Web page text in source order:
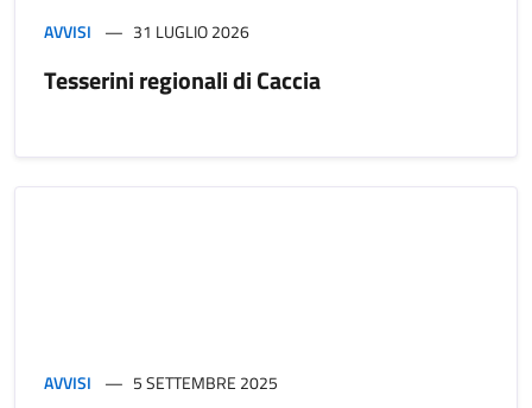
AVVISI 31 LUGLIO 2026
Tesserini regionali di Caccia
AVVISI 5 SETTEMBRE 2025